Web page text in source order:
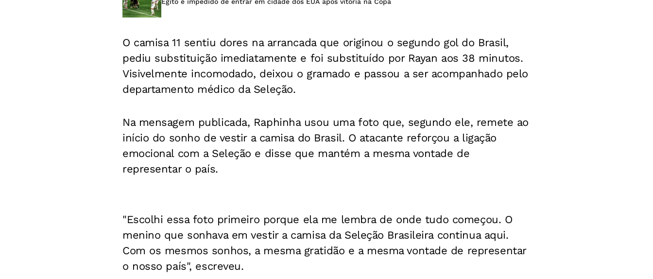
O camisa 11 sentiu dores na arrancada que originou o segundo gol do Brasil,
pediu substituição imediatamente e foi substituído por Rayan aos 38 minutos.
Visivelmente incomodado, deixou o gramado e passou a ser acompanhado pelo
departamento médico da Seleção.
Na mensagem publicada, Raphinha usou uma foto que, segundo ele, remete ao
início do sonho de vestir a camisa do Brasil. O atacante reforçou a ligação
emocional com a Seleção e disse que mantém a mesma vontade de
representar o país.
"Escolhi essa foto primeiro porque ela me lembra de onde tudo começou. O
menino que sonhava em vestir a camisa da Seleção Brasileira continua aqui.
Com os mesmos sonhos, a mesma gratidão e a mesma vontade de representar
o nosso país", escreveu.